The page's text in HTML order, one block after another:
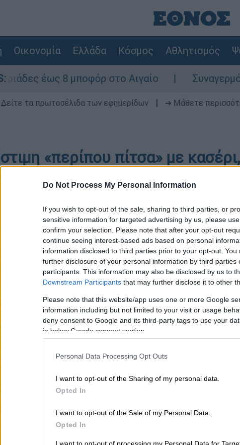
Do Not Process My Personal Information
If you wish to opt-out of the sale, sharing to third parties, or
sensitive information for targeted advertising by us, please
confirm your selection. Please note that after your opt-out
continue seeing interest-based ads based on personal
information disclosed to third parties prior to your opt-out.
further disclosure of your personal information by third parties
participants. This information may also be disclosed by us to
Downstream Participants that may further disclose it to other
Please note that this website/app uses one or more Google
information including but not limited to your visit or usage
deny consent to Google and its third-party tags to use your
in below Google consent section.
Personal Data Processing Opt Outs
I want to opt-out of the Sharing of my personal data.
Opted In
I want to opt-out of the Sale of my Personal Data.
Opted In
Οικονομία Ελλάδα Κόσμος Αθλητισμός
έως 8 μποφόρ στο Αιγαίο Συναγερμός
τα πρωτοσέλιδα των εφημερίδων ➔ Μάθετε
«περίπου πίτσα» με κασέρι,
40'
6
Υλικά
15
μέση